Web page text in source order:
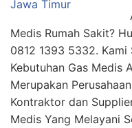
Medis Rumah Sakit?
0812 1393 5332. Kami
Kebutuhan Gas Medis
Merupakan
Kontraktor dan
Medis Yang Melayani